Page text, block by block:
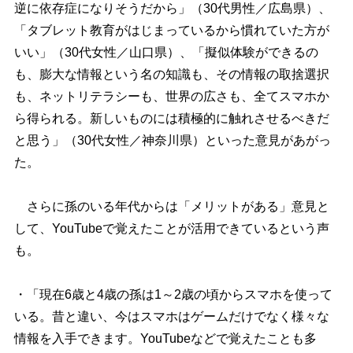
逆に依存症になりそうだから」（30代男性／広島県）、
「タブレット教育がはじまっているから慣れていた方が
いい」（30代女性／山口県）、「擬似体験ができるの
も、膨大な情報という名の知識も、その情報の取捨選択
も、ネットリテラシーも、世界の広さも、全てスマホか
ら得られる。新しいものには積極的に触れさせるべきだ
と思う」（30代女性／神奈川県）といった意見があがっ
た。
さらに孫のいる年代からは「メリットがある」意見と
して、YouTubeで覚えたことが活用できているという声
も。
・「現在6歳と4歳の孫は1～2歳の頃からスマホを使って
いる。昔と違い、今はスマホはゲームだけでなく様々な
情報を入手できます。YouTubeなどで覚えたことも多